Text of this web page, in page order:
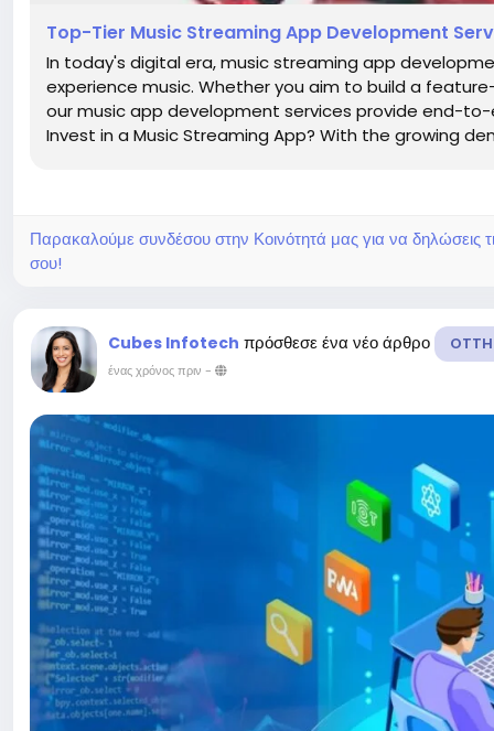
Top-Tier Music Streaming App Development
In today's digital era, music streaming app
experience music. Whether you aim to build a
our music app development services provide end-
Invest in a Music Streaming App? With the growing
Παρακαλούμε συνδέσου στην Κοινότητά μας για να δηλώσεις
σου!
Cubes Infotech πρόσθεσε ένα νέο άρθρο
ένας χρόνος πριν -